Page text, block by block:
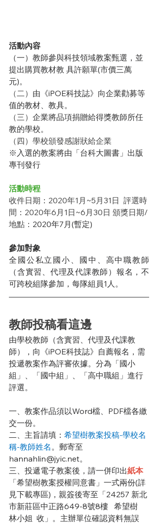
活動內容
（一）教師參與科技領域教案甄選，並
提出購買教材教 具許願單(市價三萬
元)。
（二） 由《iPOE科技誌》向企業勸募等
值的教材、教具。
（三） 企業將品項捐贈給得獎教師所任
教的學校。
（四）學校頒發感謝狀給企業
※入選的教案將由「台科大圖書」出版
專刊發行
活動時程
收件日期：2020年1月~5月31日  評選時
間：2020年6月1日~6月30日 頒獎日期/
地點： 2020年7月(暫定)
參加對象
全國公私立國小、國中、高中職教師
（含實習、代理及代課教師）報名，不
可跨校組隊參加，每隊組員1人。
教師投稿看這邊
由學校教師（含實習、代理及代課教
師），向《iPOE科技誌》自薦報名，需
投遞教案作為評審依據。分為「國小
組」、「國中組」、「高中職組」進行
評選。
一、教案作品須以Word檔、PDF檔各繳
交一份。
二、主旨請填： 希望樹教案投稿-學校名
稱-教師姓名 。郵寄至
hannahlin@jyic.net。
三、投遞電子教案後，請一併印出紙本
「希望樹教案授權同意書」一式兩份(詳
見下載專區)，親簽後寄至「24257 新北
市新莊區中正路649-8號8樓   希望樹
林小姐  收」。主辦單位確認資料無誤